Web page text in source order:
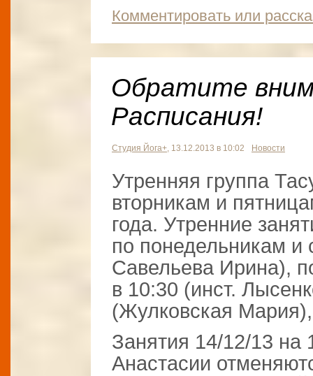
Комментировать или
Обратите
Расписания!
Студия Йога+, 13.12.2013 в 10:02 Новости
Утренняя группа
вторникам и
года. Утренние
по понедельникам и
Савельева Ирина),
в 10:30 (инст.
(Жулковская
Занятия 14/12/13 на
Анастасии